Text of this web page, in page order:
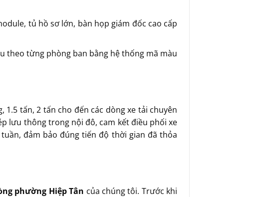
tủ hồ sơ lớn, bàn họp giám đốc cao cấp
theo từng phòng ban bằng hệ thống mã màu
tấn, 2 tấn cho đến các dòng xe tải chuyên
lưu thông trong nội đô, cam kết điều phối xe
đảm bảo đúng tiến độ thời gian đã thỏa
phường Hiệp Tân của chúng tôi. Trước khi